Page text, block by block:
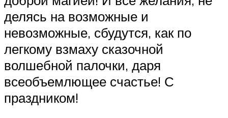
делясь на возможные и
невозможные, сбудутся, как по
легкому взмаху сказочной
волшебной палочки, даря
всеобъемлющее счастье! С
праздником!